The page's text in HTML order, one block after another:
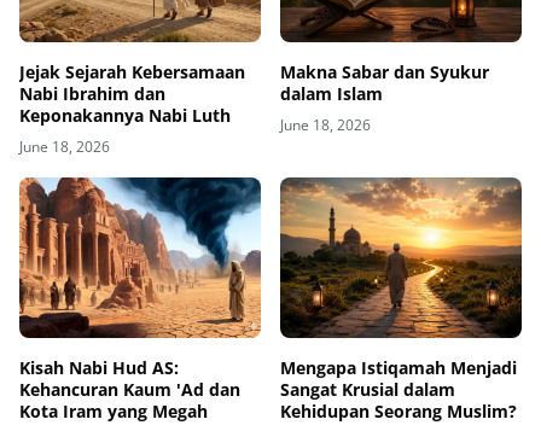
Jejak Sejarah Kebersamaan
Nabi Ibrahim dan
Keponakannya Nabi Luth
June 18, 2026
Makna Sabar dan Syukur
dalam Islam
June 18, 2026
Kisah Nabi Hud AS:
Kehancuran Kaum 'Ad dan
Kota Iram yang Megah
Mengapa Istiqamah Menjadi
Sangat Krusial dalam
Kehidupan Seorang Muslim?